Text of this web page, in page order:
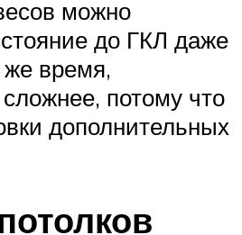
можно
до ГКЛ даже
время,
потому что
дополнительных